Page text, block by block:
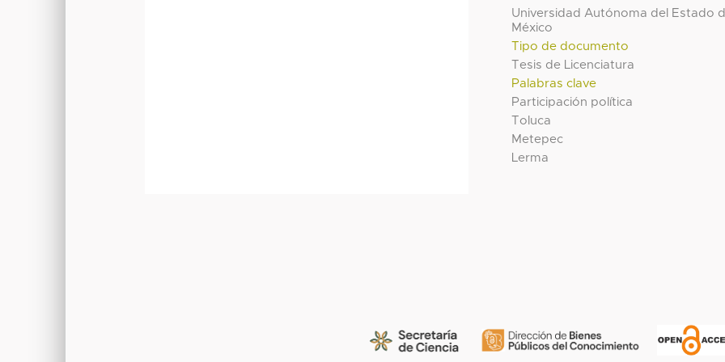
Universidad Autónoma del Estado
México
Tipo de documento
Tesis de Licenciatura
Palabras clave
Participación política
Toluca
Metepec
Lerma